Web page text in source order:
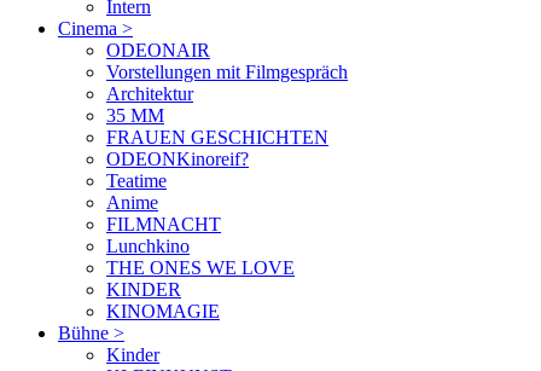
Intern
Cinema >
ODEONAIR
Vorstellungen mit Filmgespräch
Architektur
35 MM
FRAUEN GESCHICHTEN
ODEONKinoreif?
Teatime
Anime
FILMNACHT
Lunchkino
THE ONES WE LOVE
KINDER
KINOMAGIE
Bühne >
Kinder